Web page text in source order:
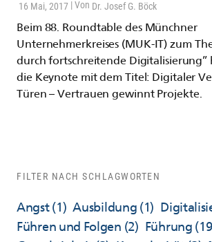
16 Mai, 2017 Dr. Josef G. Böck
Beim 88. Roundtable des Münchner
Unternehmerkreises (MUK-IT) zum
durch fortschreitende Digitalisierung”
die Keynote mit dem Titel: Digitaler
Türen – Vertrauen gewinnt Projekte.
FILTER NACH SCHLAGWORTEN
Angst(1) Ausbildung (1)
Führen und Folgen (2) Führung